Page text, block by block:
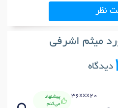
نظر
میثم اشرفی
دیدگاه
36xxx20
پیشنهاد
می‌کنم